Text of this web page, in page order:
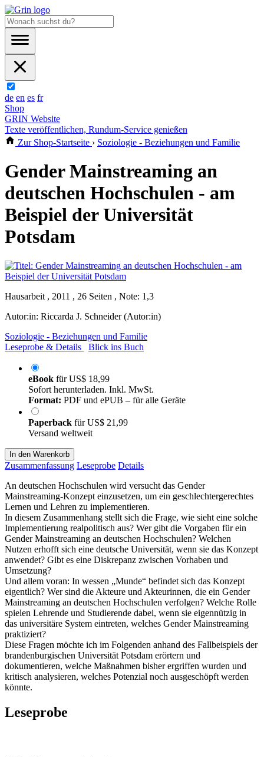
de en es fr
Shop
GRIN Website
Texte veröffentlichen, Rundum-Service genießen
Zur Shop-Startseite › Soziologie - Beziehungen und Familie
Gender Mainstreaming an
deutschen Hochschulen - am
Beispiel der Universität
Potsdam
Hausarbeit , 2011 , 26 Seiten , Note: 1,3
Autor:in: Riccarda J. Schneider (Autor:in)
Soziologie - Beziehungen und Familie
Leseprobe & Details
Blick ins Buch
eBook fürUS$ 18,99
Sofort herunterladen. Inkl. MwSt.
Format: PDF und ePUB – für alle Geräte
Paperback fürUS$ 21,99
Versand weltweit
In den Warenkorb
Zusammenfassung Leseprobe Details
An deutschen Hochschulen wird versucht das Gender
Mainstreaming-Konzept einzusetzen, um ein geschlechtergerechtes
Lernen und Lehren zu implementieren.
In diesem Zusammenhang stellt sich die Frage, wie sieht eine solche
Implementierung realpolitisch aus? Wer gibt die Vorgaben für ein
Gender Mainstreaming an deutschen Hochschulen? Welchen
Nutzen erhofft sich eine deutsche Universität, wenn sie das Konzept
anwendet? Gibt es eine Diskrepanz zwischen Vorhaben und
Umsetzung?
Und allem voran: In wessen „Munde“ befindet sich das Konzept
eigentlich? Wer sind die Akteure und Akteurinnen, die ein Gender
Mainstreaming an deutschen Hochschulen verfolgen? Welche Rolle
spielen Lehrende und Studierende dabei, wenn sie eigennützig in
das universitäre System eintreten, welches Gender Mainstreaming
praktiziert?
Diese Fragen möchte ich im Folgenden anhand des Fallbeispiels der
brandenburgischen Universität Potsdam erörtern und
dokumentieren, welche Maßnahmen bisher ergriffen wurden und
kritisch analysieren, welches Potenzial noch ausgeschöpft werden
könnte.
Leseprobe